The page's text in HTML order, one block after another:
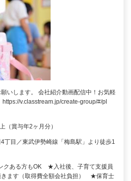
いします。 会社紹介動画配信中！お気軽
https://v.classtream.jp/create-group/#/pl
（賞与年2ヶ月分）
丁目／東武伊勢崎線「梅島駅」より徒歩1
クある方もOK ★入社後、子育て支援員
きます（取得費全額会社負担） ★保育士